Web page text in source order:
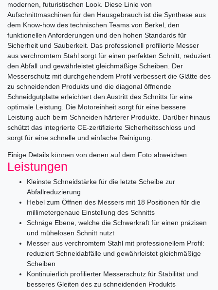
modernen, futuristischen Look. Diese Linie von
Aufschnittmaschinen für den Hausgebrauch ist die Synthese aus
dem Know-how des technischen Teams von Berkel, den
funktionellen Anforderungen und den hohen Standards für
Sicherheit und Sauberkeit. Das professionell profilierte Messer
aus verchromtem Stahl sorgt für einen perfekten Schnitt, reduziert
den Abfall und gewährleistet gleichmäßige Scheiben. Der
Messerschutz mit durchgehendem Profil verbessert die Glätte des
zu schneidenden Produkts und die diagonal öffnende
Schneidgutplatte erleichtert den Austritt des Schnitts für eine
optimale Leistung. Die Motoreinheit sorgt für eine bessere
Leistung auch beim Schneiden härterer Produkte. Darüber hinaus
schützt das integrierte CE-zertifizierte Sicherheitsschloss und
sorgt für eine schnelle und einfache Reinigung.
Einige Details können von denen auf dem Foto abweichen.
Leistungen
Kleinste Schneidstärke für die letzte Scheibe zur
Abfallreduzierung
Hebel zum Öffnen des Messers mit 18 Positionen für die
millimetergenaue Einstellung des Schnitts
Schräge Ebene, welche die Schwerkraft für einen präzisen
und mühelosen Schnitt nutzt
Messer aus verchromtem Stahl mit professionellem Profil:
reduziert Schneidabfälle und gewährleistet gleichmäßige
Scheiben
Kontinuierlich profilierter Messerschutz für Stabilität und
besseres Gleiten des zu schneidenden Produkts